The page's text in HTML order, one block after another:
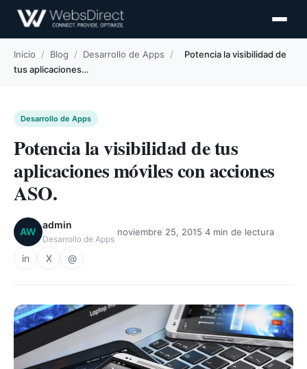
Inicio / Blog / Desarrollo de Apps /
Potencia la visibilidad de
tus aplicaciones…
Desarrollo de Apps
Potencia la visibilidad de tus
aplicaciones móviles con acciones
ASO.
AW
admin
Desarrollo de Apps
noviembre 25, 2015 4 min de lectura
in X @